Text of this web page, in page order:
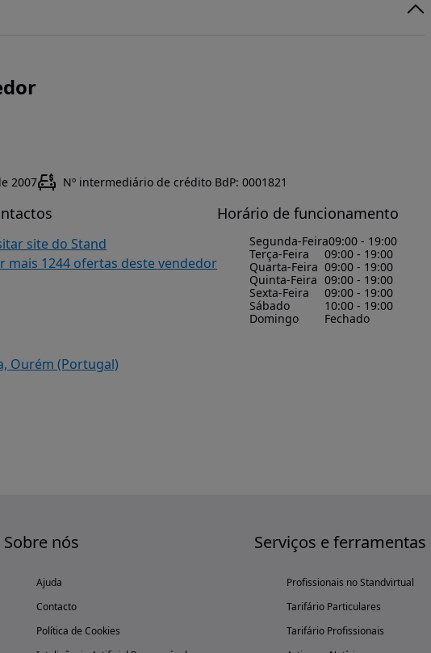
2007 Nº intermediário de crédito BdP: 0001821
site do Stand
mais 1244 ofertas deste vendedor
Horário de funcionamento
Segunda-Feira09:00 - 19:00
Terça-Feira
09:00 - 19:00
Quarta-Feira 09:00 - 19:00
Quinta-Feira 09:00 - 19:00
Sexta-Feira
09:00 - 19:00
Sábado
10:00 - 19:00
Domingo
Fechado
Ourém (Portugal)
Sobre nós
Ajuda
Contacto
Política de Cookies
Serviços e ferramentas
Profissionais no Standvirtual
Tarifário Particulares
Tarifário Profissionais